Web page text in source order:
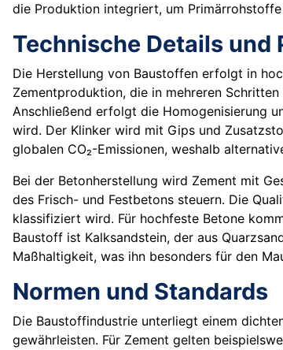
die Produktion integriert, um Primärrohstoffe
Technische Details
Die Herstellung von Baustoffen erfolgt in
Zementproduktion, die in mehreren
Anschließend erfolgt die Homogenisierung
wird. Der Klinker wird mit Gips und
globalen CO₂-Emissionen, weshalb
Bei der Betonherstellung wird Zement mit
des Frisch- und Festbetons steuern. Die
klassifiziert wird. Für hochfeste Betone
Baustoff ist Kalksandstein, der aus
Maßhaltigkeit, was ihn besonders für den
Normen und Standards
Die Baustoffindustrie unterliegt einem
gewährleisten. Für Zement gelten